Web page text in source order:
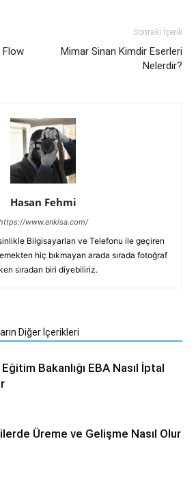
Sonraki İçerik
Mimar Sinan Kimdir Eserleri
Nelerdir?
Hasan Fehmi
www.enkisa.com/
Bilgisayarları ve Telefonu ile geçiren
hiç bıkmayan arada sırada fotoğraf
sıradan biri diyebiliriz.
Diğer İçerikleri
Bakanlığı EBA Nasıl İptal
Üreme ve Gelişme Nasıl Olur